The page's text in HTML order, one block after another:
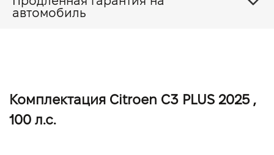
автомобиль
Комплектация Citroen C3 PLUS 2025 ,
100 л.с.